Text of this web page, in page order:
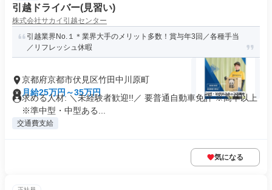
引越ドライバー(見習い)
株式会社サカイ引越センター
引越業界No.１＊業界大手のメリット多数！賞与年3回／各種手当
／リフレッシュ休暇
京都府京都市伏見区竹田中川原町
月給25万円～35万円
求める人材: ＼未経験者歓迎!!／ 要普通自動車免許 ※高卒以上
※準中型・中型ある...
交通費支給
気になる